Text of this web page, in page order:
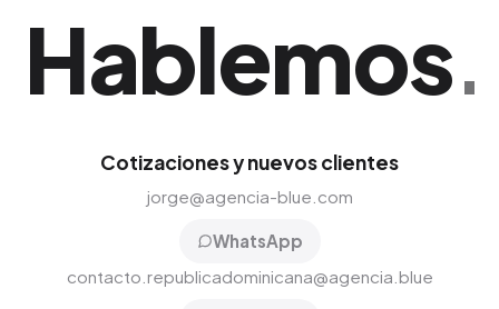
Hablemos.
Cotizaciones y nuevos clientes
jorge@agencia-blue.com
WhatsApp
contacto.republicadominicana@agencia.blue